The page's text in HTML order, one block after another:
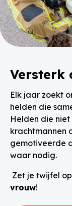
Versterk
Elk jaar zoekt
helden die
Helden die
krachtmannen
gemotiveerde
waar nodig.
Zet je twijfel
vrouw!